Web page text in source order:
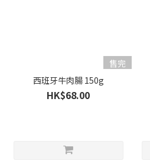
售完
西班牙牛肉腸 150g
HK$68.00